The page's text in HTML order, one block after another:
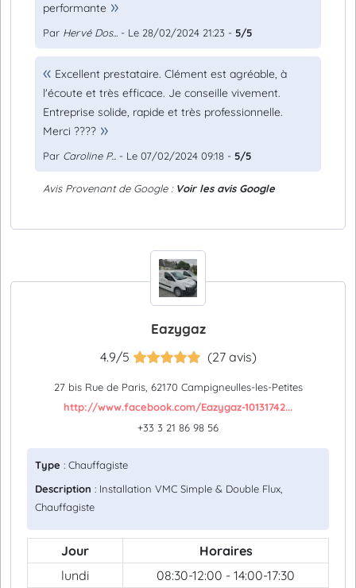
performante
Par Hervé Dos... - Le 28/02/2024 21:23 - 5/5
Excellent prestataire. Clément est agréable, à
l'écoute et très efficace. Je conseille vivement.
Entreprise solide, rapide et très professionnelle.
Merci ????
Par Caroline P... - Le 07/02/2024 09:18 - 5/5
Avis Provenant de Google : Voir les avis Google
Eazygaz
4.9/5 (27 avis)
27 bis Rue de Paris, 62170 Campigneulles-les-Petites
http://www.facebook.com/Eazygaz-10131742...
+33 3 21 86 98 56
Type : Chauffagiste
Description : Installation VMC Simple & Double Flux,
Chauffagiste
Jour
Horaires
lundi
08:30-12:00 - 14:00-17:30